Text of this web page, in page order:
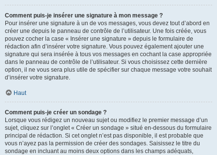
Comment puis-je insérer une signature à mon message ?
Pour insérer une signature à un de vos messages, vous devez tout d’abord en
créer une depuis le panneau de contrôle de l’utilisateur. Une fois créée, vous
pouvez cocher la case « Insérer une signature » depuis le formulaire de
rédaction afin d’insérer votre signature. Vous pouvez également ajouter une
signature qui sera insérée à tous vos messages en cochant la case appropriée
dans le panneau de contrôle de l’utilisateur. Si vous choisissez cette dernière
option, il ne vous sera plus utile de spécifier sur chaque message votre souhait
d’insérer votre signature.
Haut
Comment puis-je créer un sondage ?
Lorsque vous rédigez un nouveau sujet ou modifiez le premier message d’un
sujet, cliquez sur l’onglet « Créer un sondage » situé en-dessous du formulaire
principal de rédaction. Si cet onglet n’est pas disponible, il est probable que
vous n’ayez pas la permission de créer des sondages. Saisissez le titre du
sondage en incluant au moins deux options dans les champs adéquats,